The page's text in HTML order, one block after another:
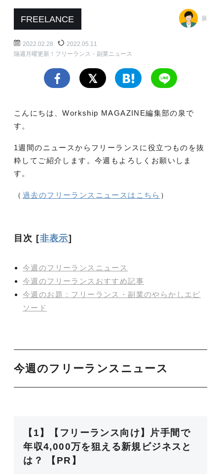
FREELANCE 泉
2022.02.28
2022.05.11
隔週月曜更新！フリーランス・副業ニュース
こんにちは、Workship MAGAZINE編集部の泉で
す。
1週間のニュースからフリーランスに役立つものを抜
粋してご紹介します。今週もよろしくお願いしま
す。
（ 過去のフリーランスニュースはこちら ）
目次 [非表示]
今週のフリーランスニュース
今週のフリーランスおすすめ記事
今週のお題：フリーランス・副業のやらかしエピ
ソード
今週のフリーランスニュース
【1】【フリーランス向け】片手間で
年収4,000万を狙える新規ビジネスと
は？ 【PR】